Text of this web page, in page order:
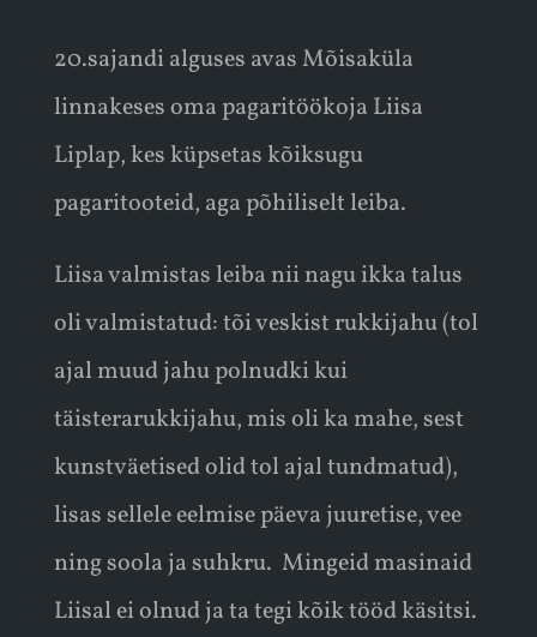
20.sajandi alguses avas Mõisaküla
linnakeses oma pagaritöökoja Liisa
Liplap, kes küpsetas kõiksugu
pagaritooteid, aga põhiliselt leiba.
Liisa valmistas leiba nii nagu ikka talus
oli valmistatud: tõi veskist rukkijahu (tol
ajal muud jahu polnudki kui
täisterarukkijahu, mis oli ka mahe, sest
kunstväetised olid tol ajal tundmatud),
lisas sellele eelmise päeva juuretise, vee
ning soola ja suhkru. Mingeid masinaid
Liisal ei olnud ja ta tegi kõik tööd käsitsi.